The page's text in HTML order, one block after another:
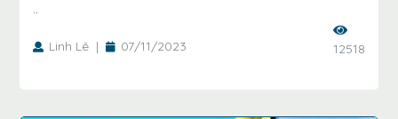
..
Linh Lê | 07/11/2023 12518